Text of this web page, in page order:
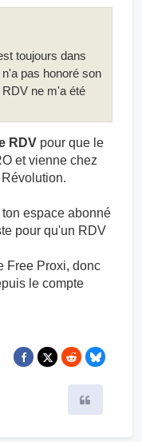
toujours dans
pas honoré son
ne m'a été
RDV pour que le
et vienne chez
espace abonné
pour qu'un RDV
Free Proxi, donc
le compte